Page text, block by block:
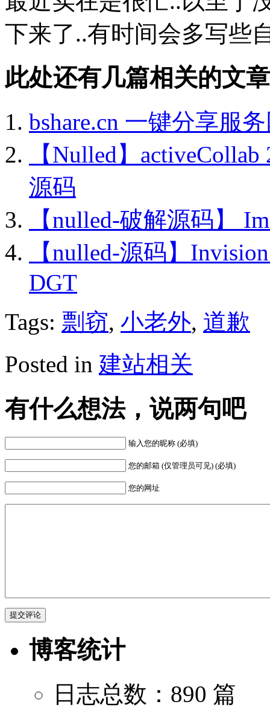
下来了..有时间会多写些
此处还有几篇相关的文
bshare.cn 一键分享服
【Nulled】
源码
【nulled-破解源码】
【nulled-源码】
DGT
Tags: 剽窃, 小老外, 道歉
Posted in 建站相关
有什么想法，说两句吧
输入您的昵称 (必填)
您的邮箱 (仅管理员可见) (必填)
您的网址
博客统计
日志总数：890 篇